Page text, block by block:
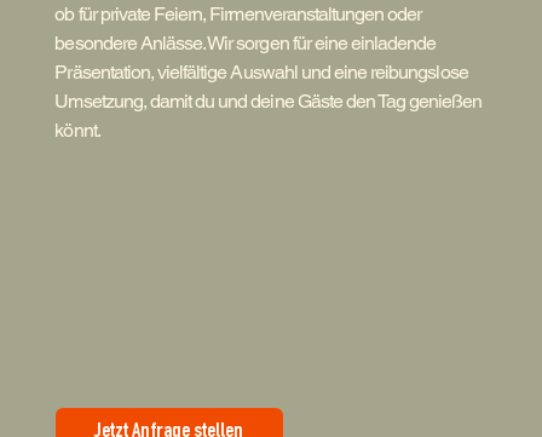
ob für private Feiern, Firmenveranstaltungen oder
besondere Anlässe. Wir sorgen für eine einladende
Präsentation, vielfältige Auswahl und eine reibungslose
Umsetzung, damit du und deine Gäste den Tag genießen
könnt.